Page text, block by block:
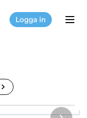
Logga in
chevron_right